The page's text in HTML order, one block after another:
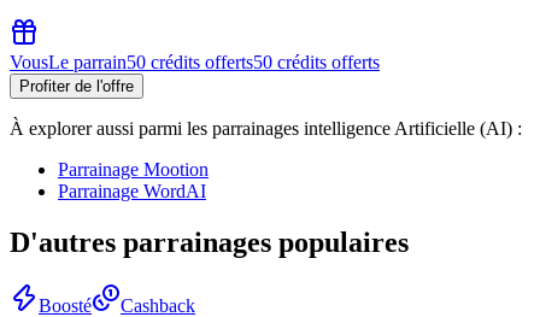
VousLe parrain50 crédits offerts50 crédits offerts
Profiter de l'offre
À explorer aussi parmi les parrainages intelligence Artificielle (AI) :
Parrainage Mootion
Parrainage WordAI
D'autres parrainages populaires
Boosté Cashback